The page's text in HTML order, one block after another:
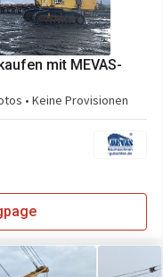
mit MEVAS-
• Keine Provisionen